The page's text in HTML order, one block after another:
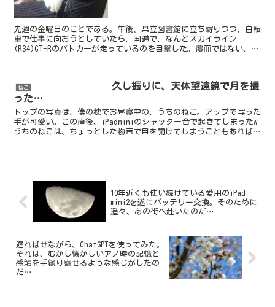
先週の金曜日のことである。午後、県立図書館に立ち寄りつつ、自転
車で仕事に向おうとしていたら、国道で、なんとスカイライン
(R34)GT-Rのパトカーが走っているのを目撃した。覆面ではない、白
ねこ
久し振りに、天体望遠鏡で月を撮
った…
トップの写真は、僕の枕でお昼寝中の、うちのねこ。アップで写った
手が可愛い。この直後、iPadminiのシャッター音で起きてしまったw
うちのねこは、ちょっとした物音で目を開けてしまうこともあれば、
10年近くも使い続けている愛用のiPad
mini2を遂にバッテリー交換。そのために
遥々、あの街へ赴いたのだ…
遅ればせながら、ChatGPTを使ってみた。
それは、むかし懐かしいアノ時の記憶と
感触を手繰り寄せるような感じがしたの
だ…